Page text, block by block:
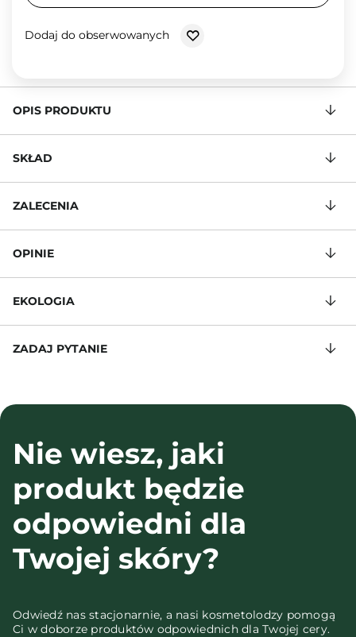
Dodaj do obserwowanych
OPIS PRODUKTU
SKŁAD
ZALECENIA
OPINIE
EKOLOGIA
ZADAJ PYTANIE
Nie wiesz, jaki
produkt będzie
odpowiedni dla
Twojej skóry?
Odwiedź nas stacjonarnie, a nasi kosmetolodzy pomogą
Ci w doborze produktów odpowiednich dla Twojej cery.